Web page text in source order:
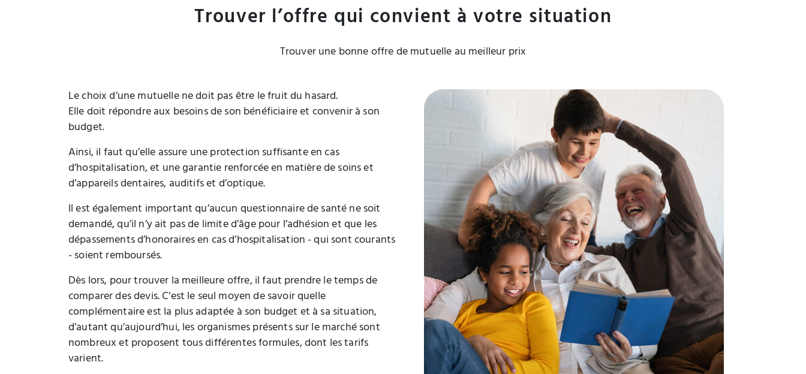
Trouver l’offre qui convient à votre situation
Trouver une bonne offre de mutuelle au meilleur prix
Le choix d’une mutuelle ne doit pas être le fruit du hasard.
Elle doit répondre aux besoins de son bénéficiaire et convenir à son
budget.
Ainsi, il faut qu’elle assure une protection suffisante en cas
d’hospitalisation, et une garantie renforcée en matière de soins et
d’appareils dentaires, auditifs et d’optique.
Il est également important qu’aucun questionnaire de santé ne soit
demandé, qu’il n’y ait pas de limite d’âge pour l’adhésion et que les
dépassements d’honoraires en cas d’hospitalisation - qui sont courants
- soient remboursés.
Dès lors, pour trouver la meilleure offre, il faut prendre le temps de
comparer des devis. C’est le seul moyen de savoir quelle
complémentaire est la plus adaptée à son budget et à sa situation,
d’autant qu’aujourd’hui, les organismes présents sur le marché sont
nombreux et proposent tous différentes formules, dont les tarifs
varient.